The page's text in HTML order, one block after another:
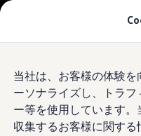
当社は、お客様の体験
ーソナライズし、トラ
ー等を使用しています
収集するお客様に関する
main
content
to
footer
モデル＆見積りシミ
セーフティ マイ
ID. Buzz
T-Cross
Tiguan
Golf
Golf GTI
Golf R
Volkswagen
4.8|194